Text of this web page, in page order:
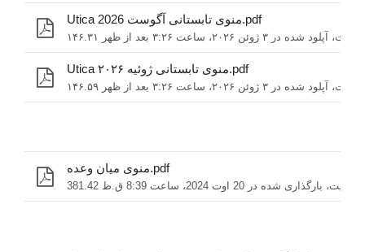
Utica منوی تابستانی آگوست 2026.pdf
کیلوبایت، آپلود شده در ۳ ژوئن ۲۰۲۶، ساعت ۳:۲۶ بعد از ظهر
Utica منوی تابستانی ژوئیه ۲۰۲۶.pdf
کیلوبایت، آپلود شده در ۳ ژوئن ۲۰۲۶، ساعت ۳:۲۶ بعد از ظهر
منوی میان وعده.pdf
کیلوبایت، بارگذاری شده در 20 اوت 2024، ساعت 8:39 ق.ظ